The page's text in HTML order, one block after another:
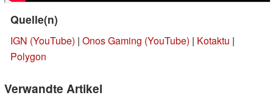
Quelle(n)
IGN (YouTube) | Onos Gaming (YouTube) | Kotaktu |
Polygon
Verwandte Artikel